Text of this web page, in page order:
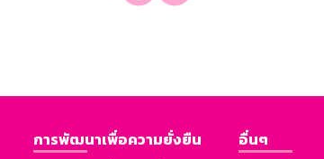
การพัฒนาเพื่อความยั่งยืน
อื่นๆ